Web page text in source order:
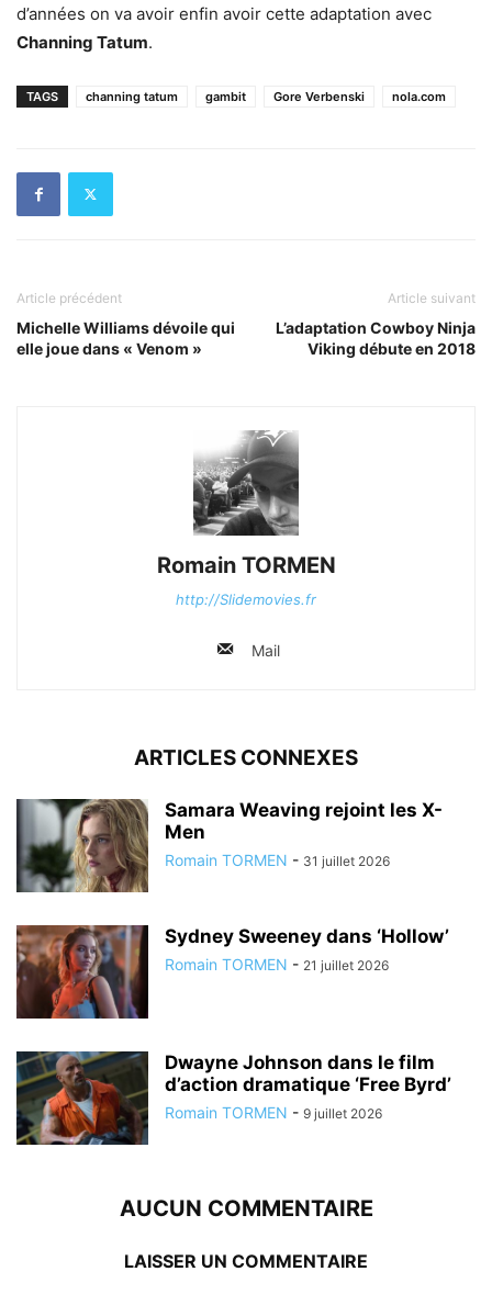
d’années on va avoir enfin avoir cette adaptation avec
Channing Tatum.
TAGS channing tatum gambit Gore Verbenski nola.com
Article précédent
Michelle Williams dévoile qui
elle joue dans « Venom »
Article suivant
L’adaptation Cowboy Ninja
Viking débute en 2018
Romain TORMEN
http://Slidemovies.fr
Mail
ARTICLES CONNEXES
Samara Weaving rejoint les X-
Men
Romain TORMEN - 31 juillet 2026
Sydney Sweeney dans ‘Hollow’
Romain TORMEN - 21 juillet 2026
Dwayne Johnson dans le film
d’action dramatique ‘Free Byrd’
Romain TORMEN - 9 juillet 2026
AUCUN COMMENTAIRE
LAISSER UN COMMENTAIRE